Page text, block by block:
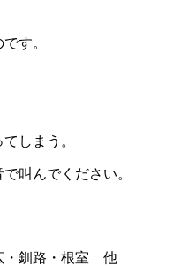
す。
しまう。
叫んでください。
・釧路・根室 他